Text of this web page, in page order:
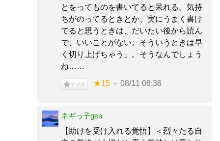
とをってものを書いてると呆れる。気持
ちがのってるときとか、実にうまく書け
てると思うときは、だいたい後から読ん
で、いいことがない。そういうときは早
く切り上げちゃう」。そうなんでしょう
ね……
ナイス ★15 08/11 08:36
ネギっ子gen
【助けを受け入れる覚悟】＜烈々たる自